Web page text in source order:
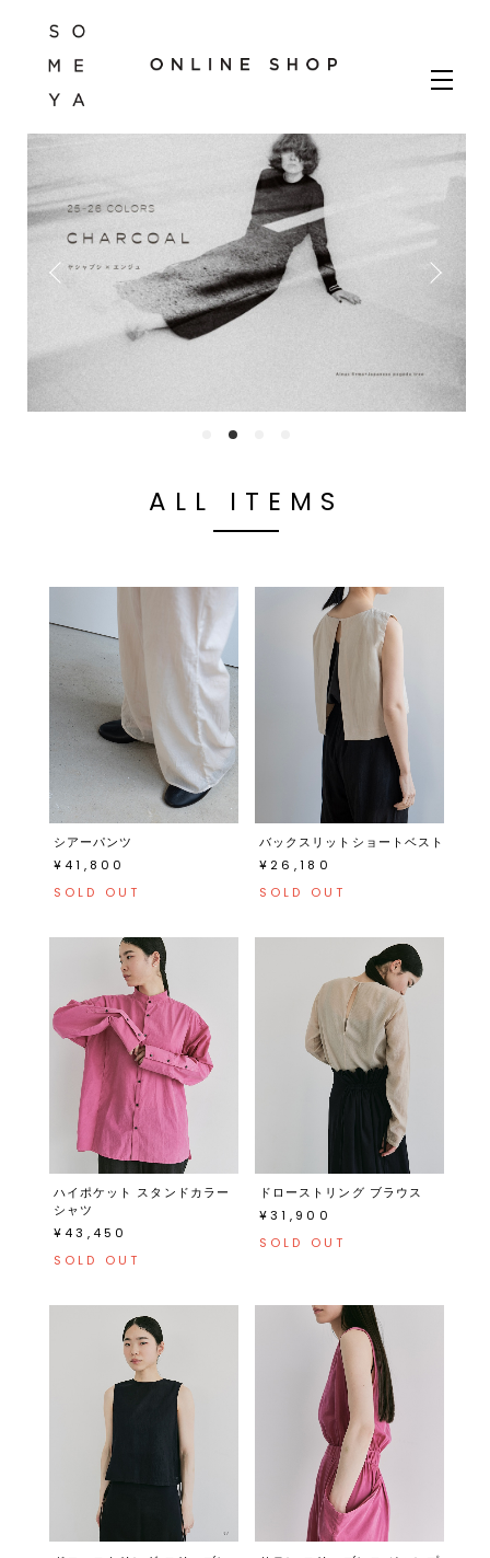
ALL ITEMS
シアーパンツ
¥41,800
SOLD OUT
バックスリットショートベスト
¥26,180
SOLD OUT
ハイポケット スタンドカラー
シャツ
¥43,450
SOLD OUT
ドローストリング ブラウス
¥31,900
SOLD OUT